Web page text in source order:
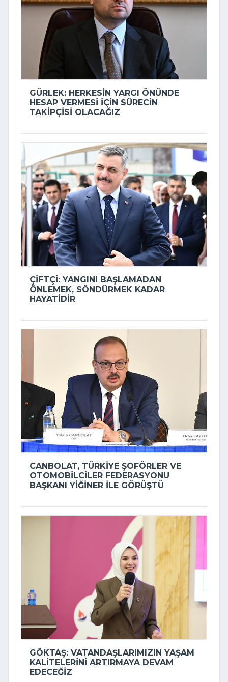
GÜRLEK: HERKESIN YARGI ÖNÜNDE
HESAP VERMESI IÇIN SÜRECIN
TAKIPÇISI OLACAĞIZ
ÇIFTÇI: YANGINI BAŞLAMADAN
ÖNLEMEK, SÖNDÜRMEK KADAR
HAYATIDIR
CANBOLAT, TÜRKIYE ŞOFÖRLER VE
OTOMOBILCILER FEDERASYONU
BAŞKANI YIĞINER ILE GÖRÜŞTÜ
GÖKTAŞ: VATANDAŞLARIMIZIN YAŞAM
KALITELERINI ARTIRMAYA DEVAM
EDECEĞIZ